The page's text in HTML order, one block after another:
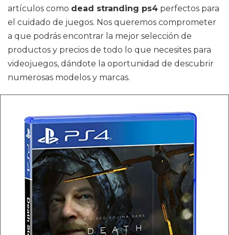
artículos como dead stranding ps4 perfectos para
el cuidado de juegos. Nos queremos comprometer
a que podrás encontrar la mejor selección de
productos y precios de todo lo que necesites para
videojuegos, dándote la oportunidad de descubrir
numerosas modelos y marcas.